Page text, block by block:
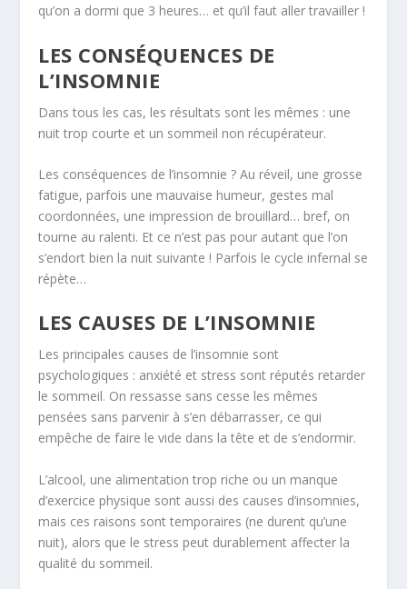
qu’on a dormi que 3 heures… et qu’il faut aller travailler !
LES CONSÉQUENCES DE
L’INSOMNIE
Dans tous les cas, les résultats sont les mêmes : une
nuit trop courte et un sommeil non récupérateur.
Les conséquences de l’insomnie ? Au réveil, une grosse
fatigue, parfois une mauvaise humeur, gestes mal
coordonnées, une impression de brouillard… bref, on
tourne au ralenti. Et ce n’est pas pour autant que l’on
s’endort bien la nuit suivante ! Parfois le cycle infernal se
répète…
LES CAUSES DE L’INSOMNIE
Les principales causes de l’insomnie sont
psychologiques : anxiété et stress sont réputés retarder
le sommeil. On ressasse sans cesse les mêmes
pensées sans parvenir à s’en débarrasser, ce qui
empêche de faire le vide dans la tête et de s’endormir.
L’alcool, une alimentation trop riche ou un manque
d’exercice physique sont aussi des causes d’insomnies,
mais ces raisons sont temporaires (ne durent qu’une
nuit), alors que le stress peut durablement affecter la
qualité du sommeil.